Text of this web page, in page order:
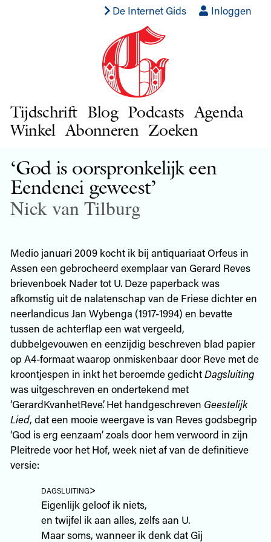
De Internet Gids Inloggen
Tijdschrift Blog Podcasts Agenda
Winkel Abonneren Zoeken
‘God is oorspronkelijk een
Eendenei geweest’
Nick van Tilburg
Medio januari 2009 kocht ik bij antiquariaat Orfeus in
Assen een gebrocheerd exemplaar van Gerard Reves
brievenboek Nader tot U. Deze paperback was
afkomstig uit de nalatenschap van de Friese dichter en
neerlandicus Jan Wybenga (1917-1994) en bevatte
tussen de achterflap een wat vergeeld,
dubbelgevouwen en eenzijdig beschreven blad papier
op A4-formaat waarop onmiskenbaar door Reve met de
kroontjespen in inkt het beroemde gedichtDagsluiting
was uitgeschreven en ondertekend met
‘GerardKvanhetReve’. Het handgeschreven Geestelijk
Lied, dat een mooie weergave is van Reves godsbegrip
‘God is erg eenzaam’ zoals door hem verwoord in zijn
Pleitrede voor het Hof, week niet af van de definitieve
versie:
dagsluiting>
Eigenlijk geloof ik niets,
en twijfel ik aan alles, zelfs aan U.
Maar soms, wanneer ik denk dat Gij